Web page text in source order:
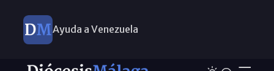
Ayuda a Venezuela